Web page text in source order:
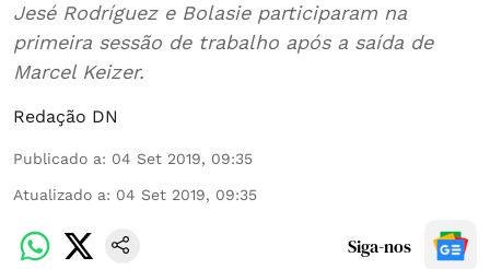
Jesé Rodríguez e Bolasie participaram na
primeira sessão de trabalho após a saída de
Marcel Keizer.
Redação DN
Publicado a: 04 Set 2019, 09:35
Atualizado a: 04 Set 2019, 09:35
Siga-nos